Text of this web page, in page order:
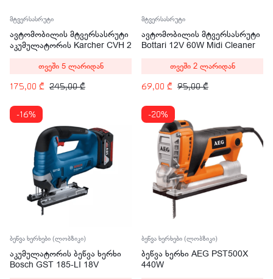
მტვერსასრუტი
ავტომობილის მტვერსასრუტი
აკუმულატორის Karcher CVH 2
245,00₾
175,00 ₾
თვეში 5 ლარიდან
მტვერსასრუტი
ავტომობილის მტვერსასრუტი
Bottari 12V 60W Midi Cleaner
95,00₾
69,00 ₾
თვეში 2 ლარიდან
-16%
ბეწვა ხერხები (ლობზიკი)
აკუმულატორის ბეწვა ხერხი
Bosch GST 185-LI 18V
-20%
ბეწვა ხერხები (ლობზიკი)
ბეწვა ხერხი AEG PST500X
440W